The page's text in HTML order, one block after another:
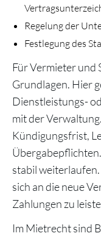
Regelung der
Festlegung des
Für Vermieter und
Grundlagen. Hier
Dienstleistungs-
mit der
Kündigungsfrist,
stabil
sich an die neue
Zahlungen zu
Im Mietrecht sind